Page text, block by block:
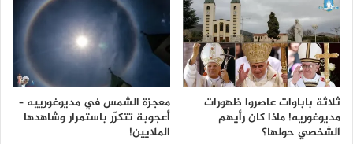
ثلاثة باباوات عاصروا ظهورات
مديوغوريه! ماذا كان رأيهم
الشخصي حولها؟
معجزة الشمس في مديوغورييه –
أعجوبة تتكرّر باستمرار وشاهدها
الملايين!